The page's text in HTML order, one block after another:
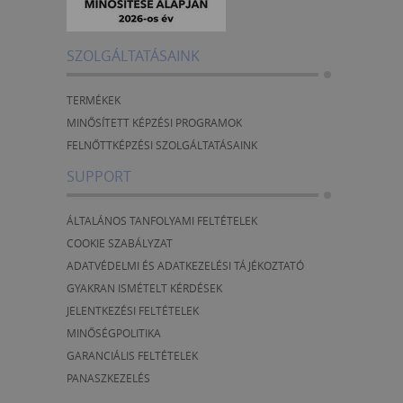
SZOLGÁLTATÁSAINK
TERMÉKEK
MINŐSÍTETT KÉPZÉSI PROGRAMOK
FELNŐTTKÉPZÉSI SZOLGÁLTATÁSAINK
SUPPORT
ÁLTALÁNOS TANFOLYAMI FELTÉTELEK
COOKIE SZABÁLYZAT
ADATVÉDELMI ÉS ADATKEZELÉSI TÁJÉKOZTATÓ
GYAKRAN ISMÉTELT KÉRDÉSEK
JELENTKEZÉSI FELTÉTELEK
MINŐSÉGPOLITIKA
GARANCIÁLIS FELTÉTELEK
PANASZKEZELÉS